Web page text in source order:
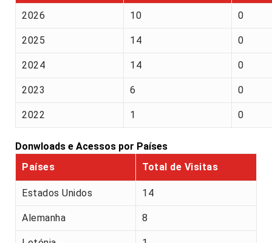
2026 10 0
2025 14 0
2024 14 0
2023 6 0
2022 1 0
Donwloads e Acessos por Países
Países
Total de Visitas
Estados Unidos 14
Alemanha 8